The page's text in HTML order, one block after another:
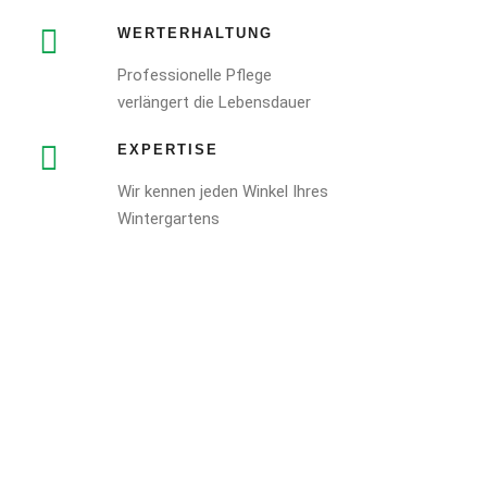
WERTERHALTUNG
Professionelle Pflege
verlängert die Lebensdauer
EXPERTISE
Wir kennen jeden Winkel Ihres
Wintergartens